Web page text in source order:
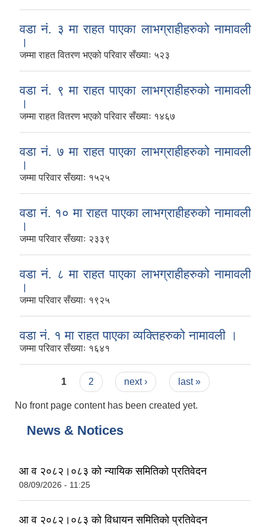
वडा नं. ३ मा राहत पाएका लाभग्राहीहरुको नामावली
।
जम्मा राहत वितरण भएको परिवार सँख्याः ५२३
वडा नं. ९ मा राहत पाएका लाभग्राहीहरुको नामावली
।
जम्मा राहत वितरण भएको परिवार सँख्याः १४६७
वडा नं. ७ मा राहत पाएका लाभग्राहीहरुको नामावली
।
जम्मा परिवार सँख्याः १५२५
वडा नं. १० मा राहत पाएका लाभग्राहीहरुको नामावली
।
जम्मा परिवार सँख्याः २३३९
वडा नं. ८ मा राहत पाएका लाभग्राहीहरुको नामावली
।
जम्मा परिवार सँख्याः १९२५
वडा नं. १ मा राहत पाएका व्यक्तिहरुको नामावली ।
जम्मा परिवार सँख्याः १६४१
Pages
1 2 next › last »
No front page content has been created yet.
News & Notices
आ व २०८२।०८३ को न्यायिक समितिको प्रतिवेदन
08/09/2026 - 11:25
आ व २०८२।०८३ को विधायन समितिको प्रतिवेदन